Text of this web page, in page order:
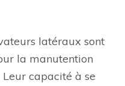
latéraux sont
la manutention
Leur capacité à se